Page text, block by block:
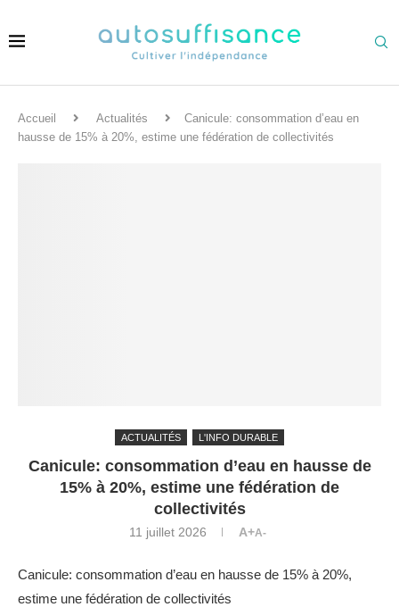
Accueil Actualités
Canicule: consommation d’eau en
hausse de 15% à 20%, estime une fédération de collectivités
ACTUALITÉS L'INFO DURABLE
Canicule: consommation d’eau en hausse de
15% à 20%, estime une fédération de
collectivités
11 juillet 2026 A+A-
Canicule: consommation d’eau en hausse de 15% à 20%,
estime une fédération de collectivités